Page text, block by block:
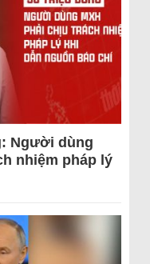
Người dùng
nhiệm pháp lý